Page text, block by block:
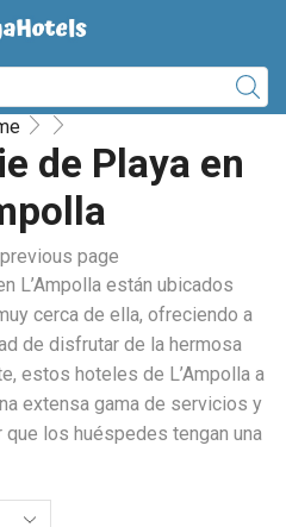
de Playa en
page
L’Ampolla están ubicados
cerca de ella, ofreciendo a
de disfrutar de la hermosa
estos hoteles de L’Ampolla a
extensa gama de servicios y
los huéspedes tengan una